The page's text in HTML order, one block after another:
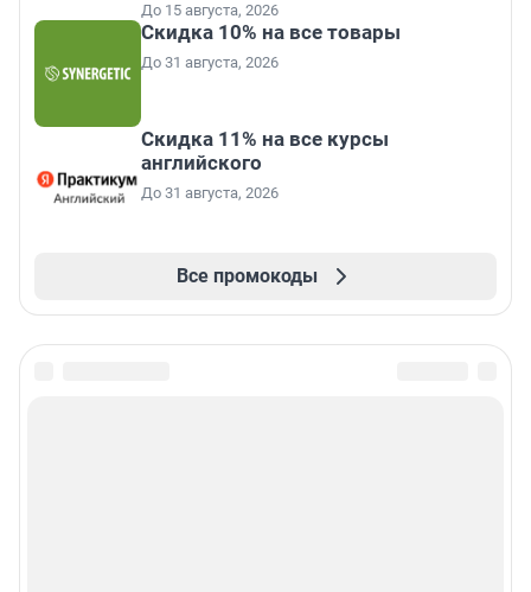
До 15 августа, 2026
Скидка 10% на все товары
До 31 августа, 2026
Скидка 11% на все курсы
английского
До 31 августа, 2026
Все промокоды